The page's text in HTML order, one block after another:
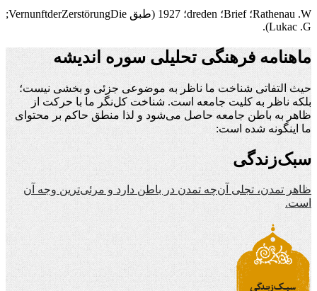
W
.
Rathenau؛Brief؛ dreden؛ 1927 (طبق Die
Zerstörung
der
Vernunft
;
G
.
Lukac
).
ماهنامه فرهنگی تحلیلی سوره اندیشه
حیث التفاتی شناخت ما ناظر به موضوعی جزئی و بخشی نیست؛
بلکه ناظر به کلیت جامعه است. شناخت کل‌نگر ما با حرکت از
ظاهر به باطن جامعه حاصل می‌شود و لذا منطق حاکم بر محتوای
ما اینگونه شده است:
سبک‌زندگی
ظاهر تمدن، تجلی آن‌چه تمدن در باطن دارد و مرئی‌ترین وجه آن
است.